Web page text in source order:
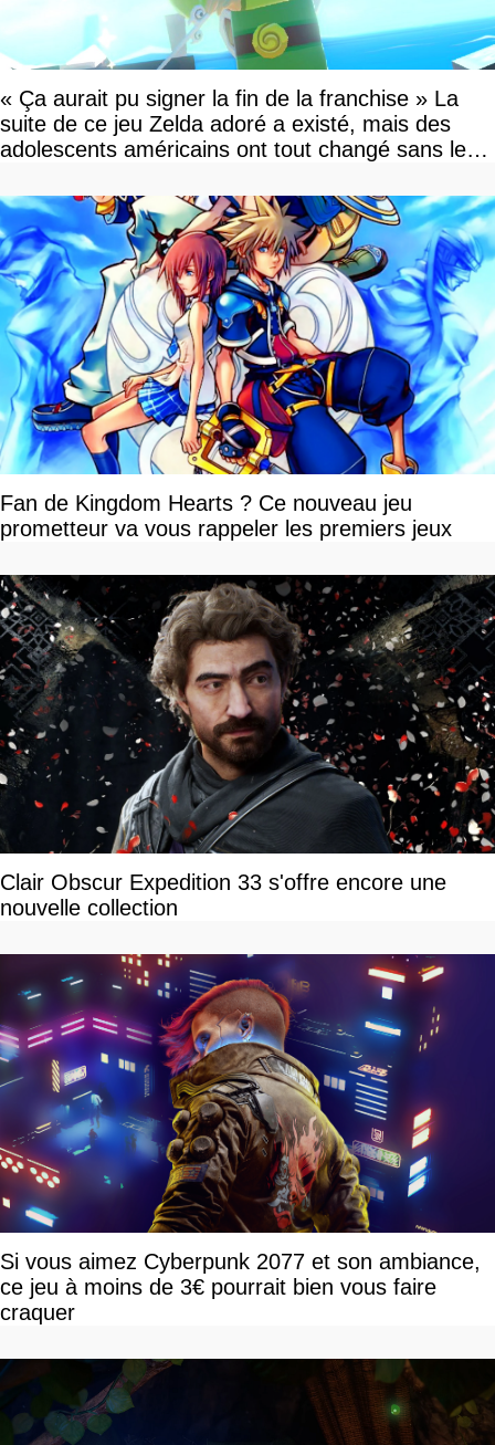
« Ça aurait pu signer la fin de la franchise » La
suite de ce jeu Zelda adoré a existé, mais des
adolescents américains ont tout changé sans le
Fan de Kingdom Hearts ? Ce nouveau jeu
prometteur va vous rappeler les premiers jeux
Clair Obscur Expedition 33 s'offre encore une
nouvelle collection
Si vous aimez Cyberpunk 2077 et son ambiance,
ce jeu à moins de 3€ pourrait bien vous faire
craquer